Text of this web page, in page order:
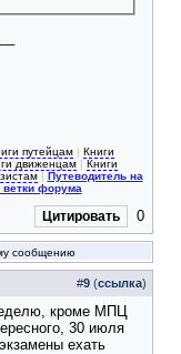
путейцам | Книги
движенцам| Книги
| Путеводитель на
форума
Цитировать 0
сообщению
#9 (ссылка)
кроме МПЦ
30 июля
ехать